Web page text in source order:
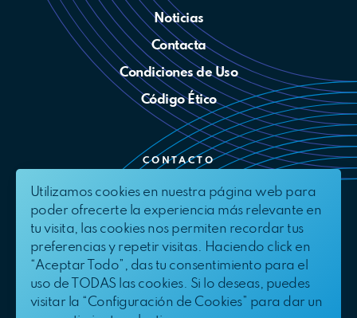
Noticias
Contacta
Condiciones de Uso
Código Ético
CONTACTO
info@bluefloat.com
Linkedin
Twitter
Canal Ético
Utilizamos cookies en nuestra página web para
poder ofrecerte la experiencia más relevante en
tu visita, las cookies nos permiten recordar tus
preferencias y repetir visitas. Haciendo click en
“Aceptar Todo”, das tu consentimiento para el
uso de TODAS las cookies. Si lo deseas, puedes
visitar la “Configuración de Cookies” para dar un